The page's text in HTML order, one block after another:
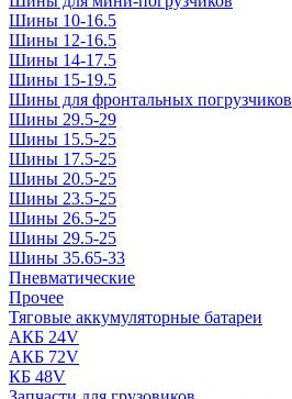
Шины 10-16.5
Шины 12-16.5
Шины 14-17.5
Шины 15-19.5
Шины для фронтальных погрузчиков
Шины 29.5-29
Шины 15.5-25
Шины 17.5-25
Шины 20.5-25
Шины 23.5-25
Шины 26.5-25
Шины 29.5-25
Шины 35.65-33
Пневматические
Прочее
Тяговые аккумуляторные батареи
АКБ 24V
АКБ 72V
КБ 48V